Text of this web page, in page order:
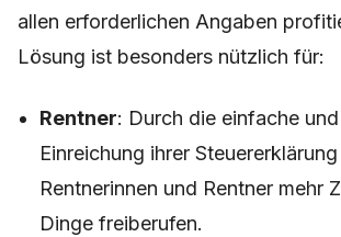
allen erforderlichen Angaben
Lösung ist besonders nützlich für:
Rentner: Durch die einfache
Einreichung ihrer
Rentnerinnen und Rentner mehr
Dinge freiberufen.